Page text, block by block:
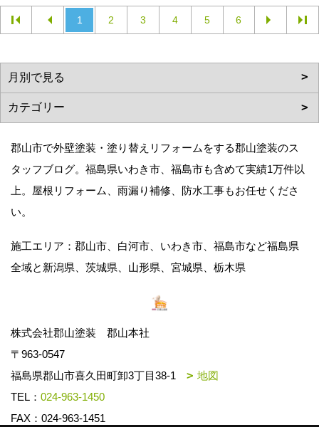
1 2 3 4 5 6
郡山市で外壁塗装・塗り替えリフォームをする郡山塗装のス
タッフブログ。福島県いわき市、福島市も含めて実績1万件以
上。屋根リフォーム、雨漏り補修、防水工事もお任せくださ
い。
施工エリア：郡山市、白河市、いわき市、福島市など福島県
全域と新潟県、茨城県、山形県、宮城県、栃木県
株式会社郡山塗装 郡山本社
〒963-0547
福島県郡山市喜久田町卸3丁目38-1
地図
TEL： 024-963-1450
FAX：024-963-1451